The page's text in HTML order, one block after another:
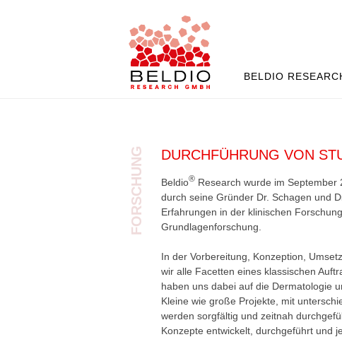
BELDIO
FORSCHUNG DURCHFÜHRUNG VON
Beldio® Research wurde im
durch seine Gründer Dr. Schagen und
Erfahrungen in der klinischen
Grundlagenforschung.
In der Vorbereitung, Konzeption,
wir alle Facetten eines klassischen
haben uns dabei auf die Dermatologie
Kleine wie große Projekte, mit
werden sorgfältig und zeitnah
Konzepte entwickelt, durchgeführt und